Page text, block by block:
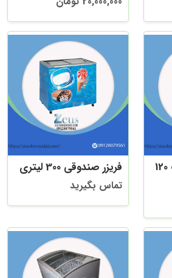
فریزر ایستاده دو درب 120 فریزر صندوقی 300 لیتری
تماس بگیرید